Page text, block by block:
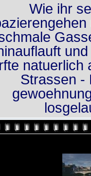
Wie ihr
natuerlich
Strassen -